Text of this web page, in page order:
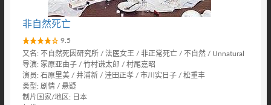
非自然死亡
9.5
又名: 不自然死因研究所 / 法医女王 / 非正常死亡 / 不自然 / Unnatural
导演: 冢原亚由子 / 竹村谦太郎 / 村尾嘉昭
演员: 石原里美 / 井浦新 / 洼田正孝 / 市川实日子 / 松重丰
类型: 剧情 / 悬疑
制片国家/地区: 日本